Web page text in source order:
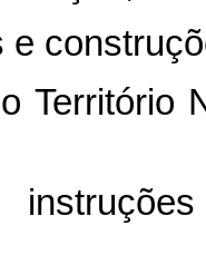
e
Território